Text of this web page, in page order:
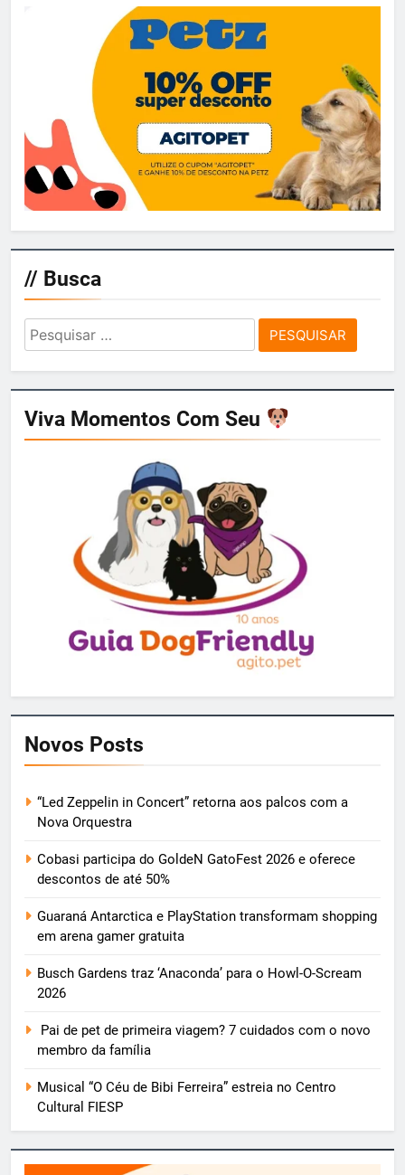
// Busca
Pesquisar
por:
Viva Momentos Com Seu
Novos Posts
“Led Zeppelin in Concert” retorna aos palcos com a
Nova Orquestra
Cobasi participa do GoldeN GatoFest 2026 e oferece
descontos de até 50%
Guaraná Antarctica e PlayStation transformam shopping
em arena gamer gratuita
Busch Gardens traz ‘Anaconda’ para o Howl-O-Scream
2026
Pai de pet de primeira viagem? 7 cuidados com o novo
membro da família
Musical “O Céu de Bibi Ferreira” estreia no Centro
Cultural FIESP